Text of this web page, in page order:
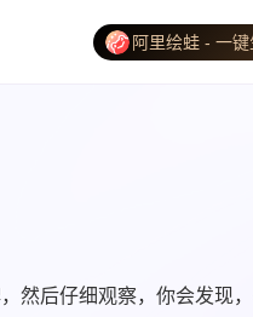
阿里绘蛙 - 一
然后仔细观察，你会发现